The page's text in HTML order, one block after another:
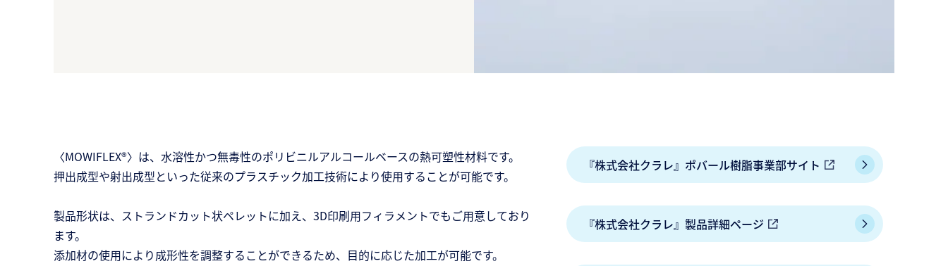
〈MOWIFLEX®〉は、水溶性かつ無毒性のポリビニルアルコールベースの熱可塑性材料です。
押出成型や射出成型といった従来のプラスチック加工技術により使用することが可能です。
製品形状は、ストランドカット状ペレットに加え、3D印刷用フィラメントでもご用意しており
ます。
添加材の使用により成形性を調整することができるため、目的に応じた加工が可能です。
『株式会社クラレ』ポバール樹脂事業部サイト
『株式会社クラレ』製品詳細ページ